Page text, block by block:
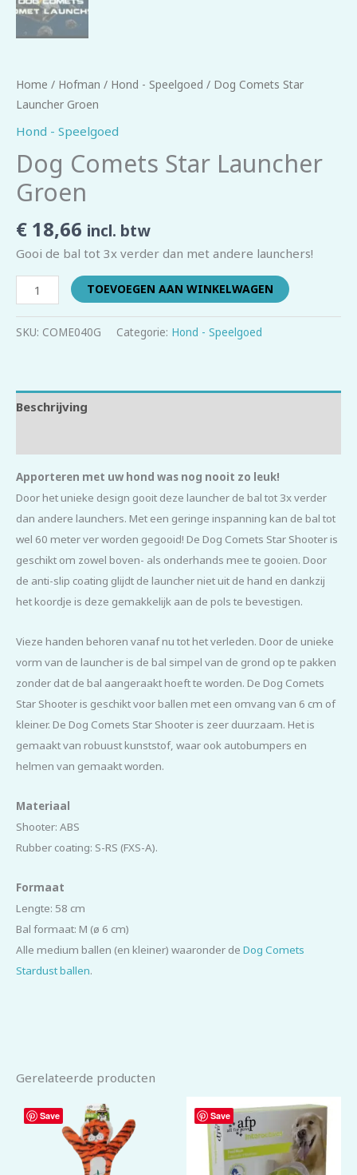
Home / Hofman / Hond - Speelgoed / Dog Comets Star
Launcher Groen
Hond - Speelgoed
Dog Comets Star Launcher
Groen
€ 18,66 incl. btw
Gooi de bal tot 3x verder dan met andere launchers!
TOEVOEGEN AAN WINKELWAGEN
SKU: COME040G Categorie: Hond - Speelgoed
Beschrijving
Apporteren met uw hond was nog nooit zo leuk!
Door het unieke design gooit deze launcher de bal tot 3x verder
dan andere launchers. Met een geringe inspanning kan de bal tot
wel 60 meter ver worden gegooid! De Dog Comets Star Shooter is
geschikt om zowel boven- als onderhands mee te gooien. Door
de anti-slip coating glijdt de launcher niet uit de hand en dankzij
het koordje is deze gemakkelijk aan de pols te bevestigen.
Vieze handen behoren vanaf nu tot het verleden. Door de unieke
vorm van de launcher is de bal simpel van de grond op te pakken
zonder dat de bal aangeraakt hoeft te worden. De Dog Comets
Star Shooter is geschikt voor ballen met een omvang van 6 cm of
kleiner. De Dog Comets Star Shooter is zeer duurzaam. Het is
gemaakt van robuust kunststof, waar ook autobumpers en
helmen van gemaakt worden.
Materiaal
Shooter: ABS
Rubber coating: S-RS (FXS-A).
Formaat
Lengte: 58 cm
Bal formaat: M (ø 6 cm)
Alle medium ballen (en kleiner) waaronder de Dog Comets
Stardust ballen.
Gerelateerde producten
Save Save